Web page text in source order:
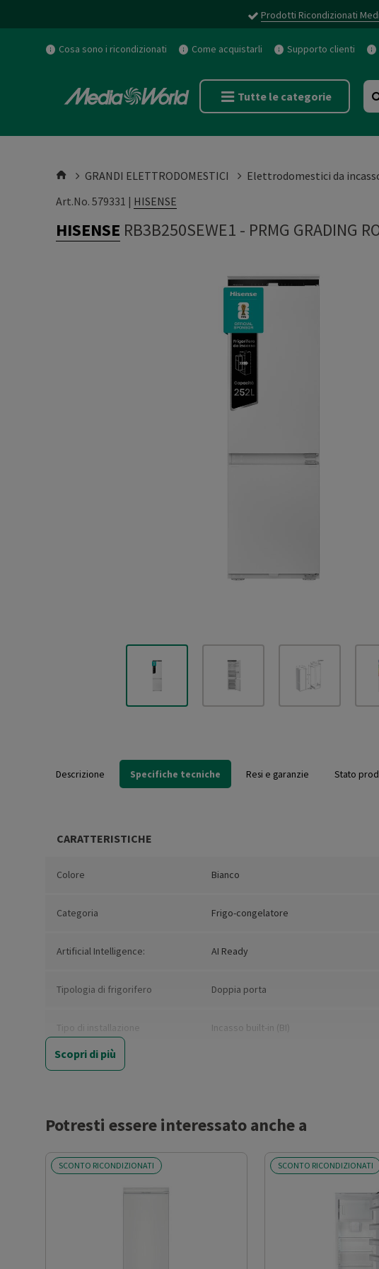
Prodotti Ricondizionati
Cosa sono i ricondizionati Come acquistarli Supporto clienti
Tutte le categorie
GRANDI ELETTRODOMESTICI Elettrodomestici da
Art.No. 579331 | HISENSE
HISENSE RB3B250SEWE1 - PRMG GRADING
Descrizione Specifiche tecniche Resi e garanzie Stato
CARATTERISTICHE
Colore Bianco
Categoria Frigo-congelatore
Artificial Intelligence: AI Ready
Tipologia di frigorifero Doppia porta
Tipo di installazione Incasso built-in (BI)
Nuova Classe efficienza
Classe emissione rumore
Classe climatica SN-N-ST-T
Capacità netta totale (l)
Scopri di più
Potresti essere interessato anche a
SCONTO RICONDIZIONATI SCONTO RICONDIZIONATI